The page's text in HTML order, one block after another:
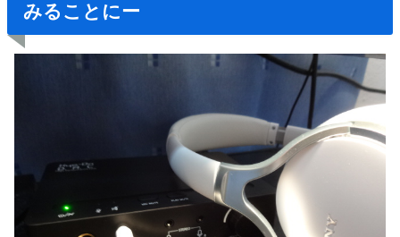
みることにー